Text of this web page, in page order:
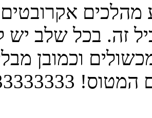
מהלכים
זה. בכל שלב
וכמובן
המטוס!